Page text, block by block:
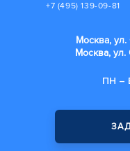
+7 (495) 139-09-81
Москва, ул.
Москва, ул.
ПН –